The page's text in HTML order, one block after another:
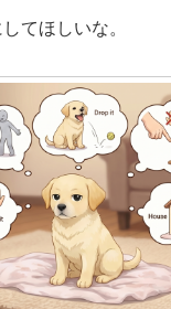
てほしいな。